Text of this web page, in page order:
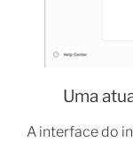
Uma
A interface do